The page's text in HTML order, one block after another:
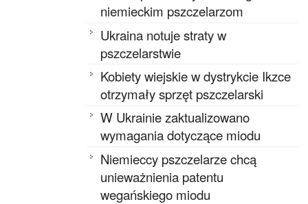
niemieckim pszczelarzom
Ukraina notuje straty w
pszczelarstwie
Kobiety wiejskie w dystrykcie Ikzce
otrzymały sprzęt pszczelarski
W Ukrainie zaktualizowano
wymagania dotyczące miodu
Niemieccy pszczelarze chcą
unieważnienia patentu
wegańskiego miodu